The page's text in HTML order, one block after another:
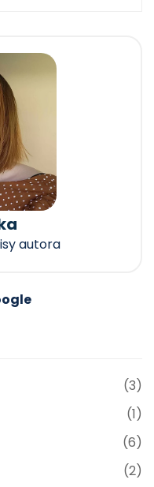
autora
(3)
(1)
(6)
(2)